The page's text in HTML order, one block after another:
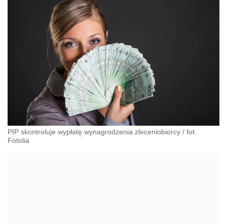
PIP skontroluje wypłatę wynagrodzenia zleceniobiorcy / fot.
Fotolia